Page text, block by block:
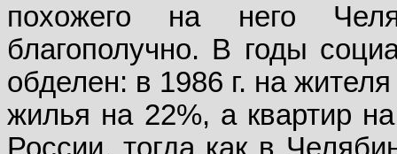
похожего на него
благополучно. В годы
обделен: в 1986 г. на
жилья на 22%, а квартир